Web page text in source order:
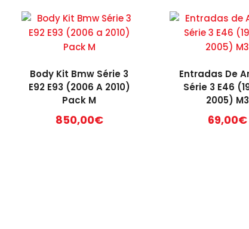
Body Kit Bmw Série 3
E92 E93 (2006 A 2010)
Pack M
850,00€
Entradas De
Série 3 E46
2005) M3
69,00€